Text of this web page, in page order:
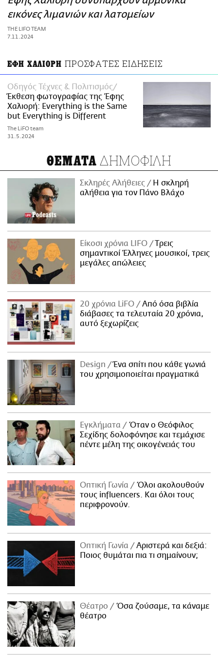
ΑΜΠΑ
PRINT
εικόνες λιμανιών και λατομείων
THE LIFO TEAM
7.11.2024
ΕΦΗ ΧΑΛΙΟΡΗ ΠΡΟΣΦΑΤΕΣ ΕΙΔΗΣΕΙΣ
Οδηγός Τέχνες & Πολιτισμός
Έκθεση φωτογραφίας της Έφης
Χαλιορή: Everything is the Same
but Everything is Different
The LiFO team
31.5.2024
ΘΕΜΑΤΑ ΔΗΜΟΦΙΛΗ
Σκληρές Αλήθειες
H σκληρή
αλήθεια για τον Πάνο Βλάχο
Είκοσι χρόνια LIFO
Tρεις
σημαντικοί Έλληνες μουσικοί, τρεις
μεγάλες απώλειες
20 χρόνια LiFO
Από όσα βιβλία
διάβασες τα τελευταία 20 χρόνια,
αυτό ξεχωρίζεις
Design
Ένα σπίτι που κάθε γωνιά
του χρησιμοποιείται πραγματικά
Εγκλήματα
Όταν ο Θεόφιλος
Σεχίδης δολοφόνησε και τεμάχισε
πέντε μέλη της οικογένειάς του
Οπτική Γωνία
Όλοι ακολουθούν
τους influencers. Και όλοι τους
περιφρονούν.
Οπτική Γωνία
Αριστερά και δεξιά:
Ποιος θυμάται πια τι σημαίνουν;
Θέατρο
Όσα ζούσαμε, τα κάναμε
θέατρο